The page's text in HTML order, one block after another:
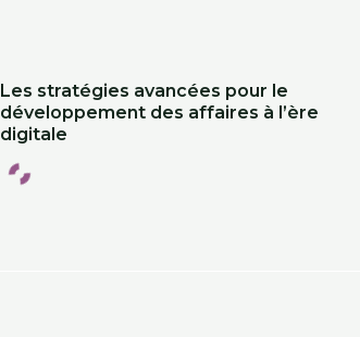
Les stratégies avancées pour le
développement des affaires à l’ère
digitale